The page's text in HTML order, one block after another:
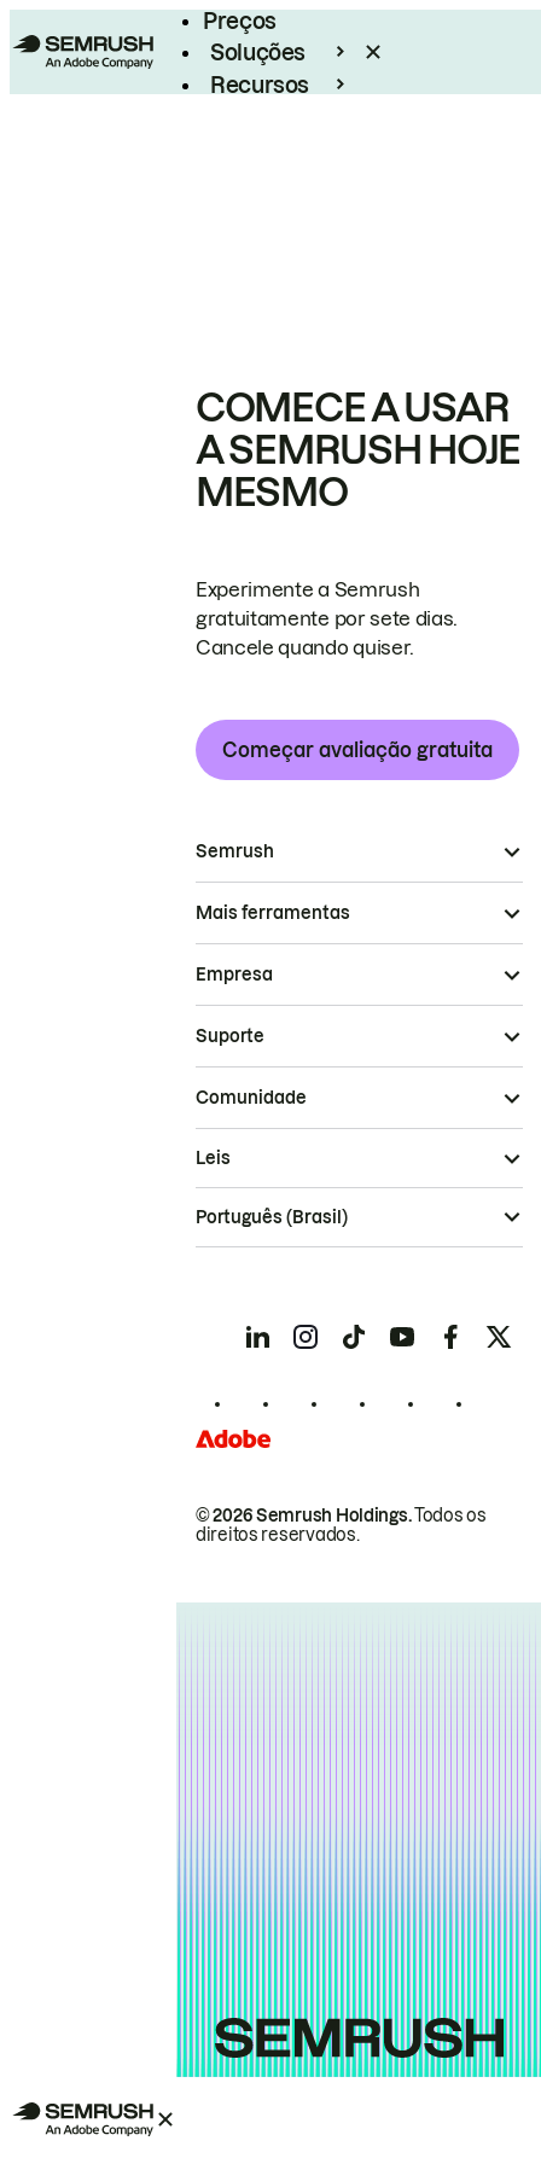
Preços
Soluções
Recursos
COMECE A USAR
A SEMRUSH HOJE
MESMO
Experimente a Semrush
gratuitamente por sete dias.
Cancele quando quiser.
Começar avaliação gratuita
Semrush
Mais ferramentas
Empresa
Suporte
Comunidade
© 2026 Semrush Holdings.Todos os
direitos reservados.
Leis
Português (Brasil)